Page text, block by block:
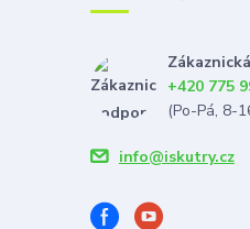
+420 775
(Po-Pá, 8-
info@iskutry.cz